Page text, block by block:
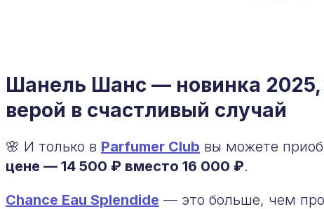
Шанель Шанс — новинка 2025,
верой в счастливый случай
🌸 И только в Parfumer Club вы можете
цене — 14 500 ₽ вместо 16 000 ₽.
Chance Eau Splendide — это больше, чем